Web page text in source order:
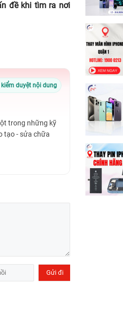
đề khi tìm ra nơi
6 tiếp nối. Vậy
6 phát huy tối đa
duyệt nội dung
trong những kỹ
tạo - sửa chữa